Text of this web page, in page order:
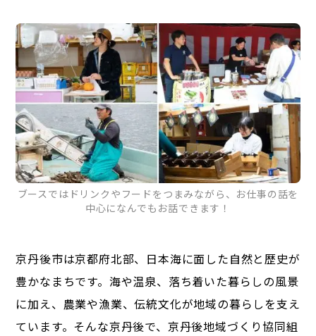
ブースではドリンクやフードをつまみながら、お仕事の話を
中心になんでもお話できます！
京丹後市は京都府北部、日本海に面した自然と歴史が
豊かなまちです。海や温泉、落ち着いた暮らしの風景
に加え、農業や漁業、伝統文化が地域の暮らしを支え
ています。そんな京丹後で、京丹後地域づくり協同組